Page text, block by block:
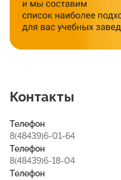
Контакты
Телефон
8(48439)6-01-64
Телефон
8(48439)6-18-04
Телефон